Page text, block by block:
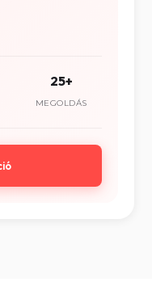
25+
MEGOLDÁS